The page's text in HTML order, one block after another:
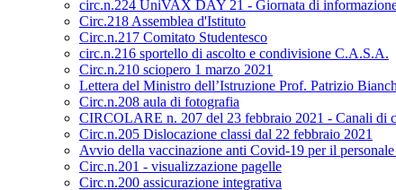
circ.n.224 UniVAX DAY 21 - Giornata di
Circ.218 Assemblea d'Istituto
Circ.n.217 Comitato Studentesco
circ.n.216 sportello di ascolto e condivisione C.A.S.A.
Circ.n.210 sciopero 1 marzo 2021
Lettera del Ministro dell’Istruzione Prof. Patrizio
Circ.n.208 aula di fotografia
CIRCOLARE n. 207 del 23 febbraio 2021 - Canali di
Circ.n.205 Dislocazione classi dal 22 febbraio 2021
Avvio della vaccinazione anti Covid-19 per il
Circ.n.201 - visualizzazione pagelle
Circ.n.200 assicurazione integrativa